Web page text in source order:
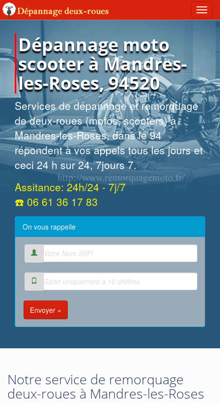
Dépannage moto
scooter à Mandres-
les-Roses, 94520
Services de dépannage et remorquage
de deux-roues (motos, scooters) à
Mandres-les-Roses, dans le 94
répondent à vos appels tous les jours et
ceci 24 h sur 24, 7jours 7.
Assitance: 24h/24 - 7j/7
☎️ 06 61 36 17 83
On vous rappelle
Envoyer »
Notre service de remorquage
deux-roues à Mandres-les-Roses